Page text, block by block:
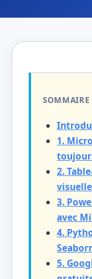
SOMMAIRE
1.
2.
visuelle
3.
avec
4.
5.